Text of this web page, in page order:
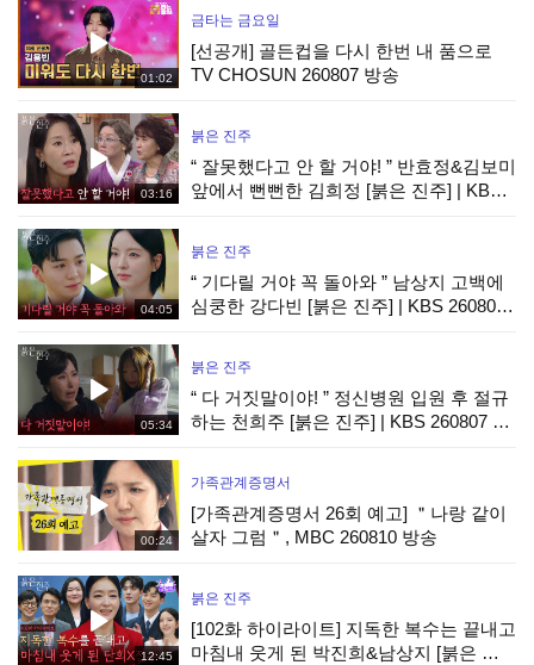
01:02
금타는 금요일
[선공개] 골든컵을 다시 한번 내 품으로
TV CHOSUN 260807 방송
03:16
붉은 진주
“ 잘못했다고 안 할 거야! ” 반효정&김보미
앞에서 뻔뻔한 김희정 [붉은 진주] | KBS
04:05
붉은 진주
“ 기다릴 거야 꼭 돌아와 ” 남상지 고백에
심쿵한 강다빈 [붉은 진주] | KBS 260807
05:34
붉은 진주
“ 다 거짓말이야! ” 정신병원 입원 후 절규
하는 천희주 [붉은 진주] | KBS 260807 방
00:24
가족관계증명서
[가족관계증명서 26회 예고] ＂나랑 같이
살자 그럼＂, MBC 260810 방송
12:45
붉은 진주
[102화 하이라이트] 지독한 복수는 끝내고
마침내 웃게 된 박진희&남상지 [붉은 진